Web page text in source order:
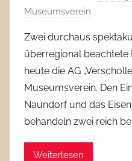
Museumsverein
Zwei durchaus
überregional beachtete
heute die AG
Museumsverein. Den
Naundorf und das
behandeln zwei reich
Weiterlesen